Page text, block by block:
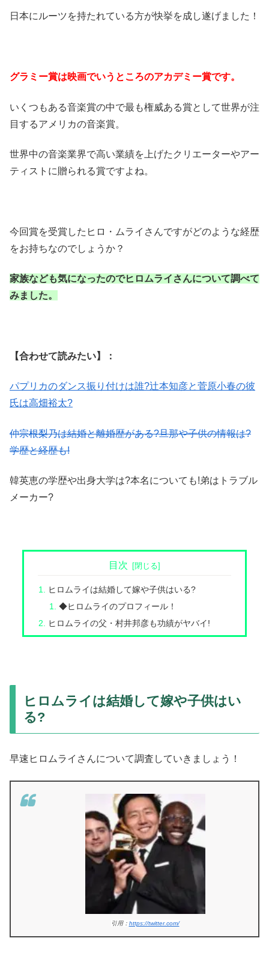
日本にルーツを持たれている方が快挙を成し遂げました！
グラミー賞は映画でいうところのアカデミー賞です。
いくつもある音楽賞の中で最も権威ある賞として世界が注
目するアメリカの音楽賞。
世界中の音楽業界で高い業績を上げたクリエーターやアー
ティストに贈られる賞ですよね。
今回賞を受賞したヒロ・ムライさんですがどのような経歴
をお持ちなのでしょうか？
家族なども気になったのでヒロムライさんについて調べて
みました。
【合わせて読みたい】：
パプリカのダンス振り付けは誰?辻本知彦と菅原小春の彼
氏は高畑裕太?
仲宗根梨乃は結婚と離婚歴がある?旦那や子供の情報は?
学歴と経歴も!
韓英恵の学歴や出身大学は?本名についても!弟はトラブル
メーカー?
目次
ヒロムライは結婚して嫁や子供はいる?
◆ヒロムライのプロフィール！
ヒロムライの父・村井邦彦も功績がヤバイ!
ヒロムライは結婚して嫁や子供はい
る?
早速ヒロムライさんについて調査していきましょう！
引用： https://twitter.com/